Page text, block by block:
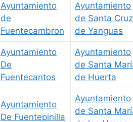
Ayuntamiento
de
Fuentecambron
Ayuntamiento
de Santa Cruz
de Yanguas
Ayuntamiento
De
Fuentecantos
Ayuntamiento
de Santa
de Huerta
Ayuntamiento
De Fuentepinilla
Ayuntamiento
de Santa